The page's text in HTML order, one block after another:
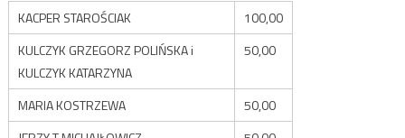
KACPER STAROŚCIAK
100,00
KULCZYK GRZEGORZ POLIŃSKA i
KULCZYK KATARZYNA
50,00
MARIA KOSTRZEWA
50,00